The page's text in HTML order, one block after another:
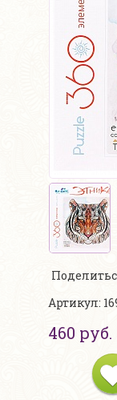
Артикул:
460 руб.